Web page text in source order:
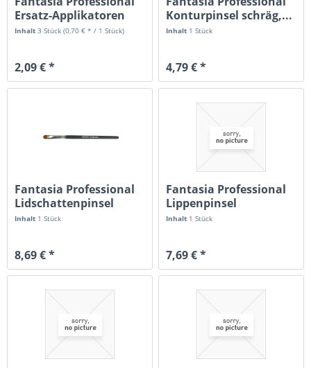
Ersatz-Applikatoren
3er Pack
Inhalt3 Stück(0,70 € * / 1 Stück)
2,09 € *
Konturpinsel schräg,...
Inhalt 1 Stück
4,79 € *
Fantasia Professional
Lidschattenpinsel
mittl....
Inhalt 1 Stück
8,69 € *
Fantasia Professional
Lippenpinsel
flach,oval,...
Inhalt 1 Stück
7,69 € *